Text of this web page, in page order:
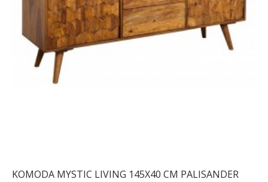
KOMODA MYSTIC LIVING 145X40 CM PALISANDER